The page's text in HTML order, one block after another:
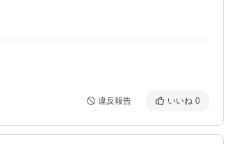
違反報告 いいね 0